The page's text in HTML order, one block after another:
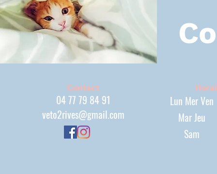
Contact
04 77 79 84 91
veto2rives@gmail.com
Lun Mer Ven
Mar Jeu
Sam